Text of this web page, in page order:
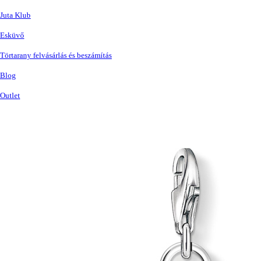
Juta Klub
Esküvő
Törtarany felvásárlás és beszámítás
Blog
Outlet